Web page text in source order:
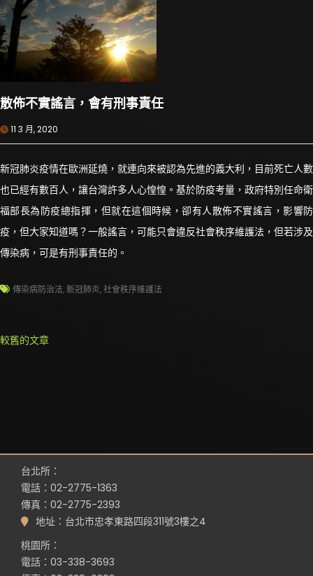
散佈不實謠言，會有刑事責任
11 3 月, 2020
新冠肺炎疫情在歐洲延燒，就連向來被認為先進的義大利，目前死亡人數
也已經有數百人，讓台灣許多人心惶惶。基於防疫考量，政府特別任命衛
福部長為防疫總指揮，但就在這個時候，卻有人散佈不實謠言，影響防
疫，但大家知道嗎？一般謠言，可能只會違反社會秩序維護法，但若涉及
傳染病，可是有刑事責任的。
傳染病防治法,新冠肺炎,社會秩序維護法
文
較舊的文章
台北所：
電話：02-2775-1363
傳真：02-2775-2393
地址：台北市忠孝東路四段311號3樓之4
桃園所：
電話：03-338-3693